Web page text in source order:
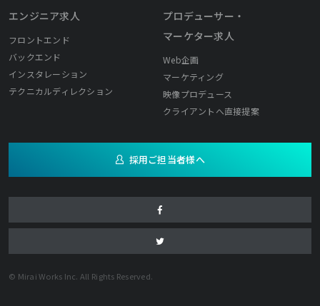
エンジニア求人
フロントエンド
バックエンド
インスタレーション
テクニカルディレクション
プロデューサー・
マーケター求人
Web企画
マーケティング
映像プロデュース
クライアントへ直接提案
採用ご担当者様へ
© Mirai Works Inc. All Rights Reserved.